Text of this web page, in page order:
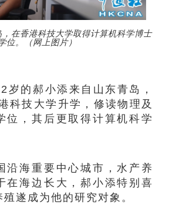
在香港科技大学取得计算机科学博士
位。（网上图片）
的郝小添来自山东青岛，
科技大学升学，修读物理及
位，其后更取得计算机科学
海重要中心城市，水产养
在海边长大，郝小添特别喜
遂成为他的研究对象。